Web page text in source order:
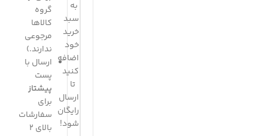
به
سبد
خرید
خود
اضافه
کنید
تا
ارسال
رایگان
شود!
گروه
کالاها
مرجوعی
ندارند.)
ارسال با
پست
پیشتاز
برای
سفارشات
بالای 2